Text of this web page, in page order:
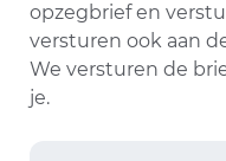
opzegbrief en
versturen ook aan
We versturen de
je.